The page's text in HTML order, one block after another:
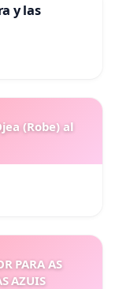
y las
(Robe) al
PARA AS
AZUIS